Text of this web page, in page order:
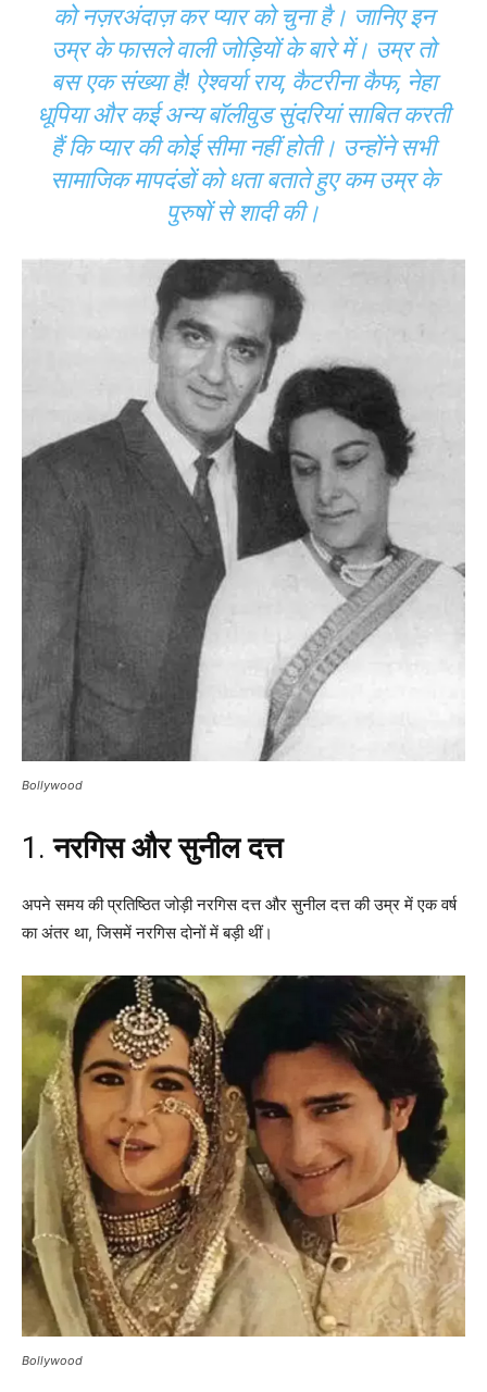
को नज़रअंदाज़ कर प्यार को चुना है। जानिए इन
उम्र के फासले वाली जोड़ियों के बारे में। उम्र तो
बस एक संख्या है! ऐश्वर्या राय, कैटरीना कैफ, नेहा
धूपिया और कई अन्य बॉलीवुड सुंदरियां साबित करती
हैं कि प्यार की कोई सीमा नहीं होती। उन्होंने सभी
सामाजिक मापदंडों को धता बताते हुए कम उम्र के
पुरुषों से शादी की।
Bollywood
1.नरगिस और सुनील दत्त
अपने समय की प्रतिष्ठित जोड़ी नरगिस दत्त और सुनील दत्त की उम्र में एक वर्ष
का अंतर था, जिसमें नरगिस दोनों में बड़ी थीं।
Bollywood